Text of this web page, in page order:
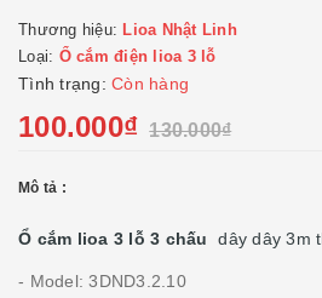
Thương hiệu: Lioa Nhật Linh
Loại: Ổ cắm điện lioa 3 lỗ
Tình trạng: Còn hàng
100.000₫ 130.000₫
Mô tả :
Ổ cắm lioa 3 lỗ 3 chấudây dây 3m
- Model: 3DND3.2.10